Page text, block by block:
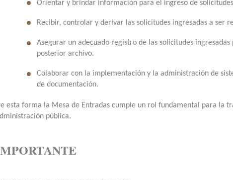
Orientar y brindar información para el ingreso de
Recibir, controlar y derivar las solicitudes ingresadas a ser
Asegurar un adecuado registro de las solicitudes
posterior archivo.
Colaborar con la implementación y la administración de
de documentación.
esta forma la Mesa de Entradas cumple un rol fundamental para la
pública.